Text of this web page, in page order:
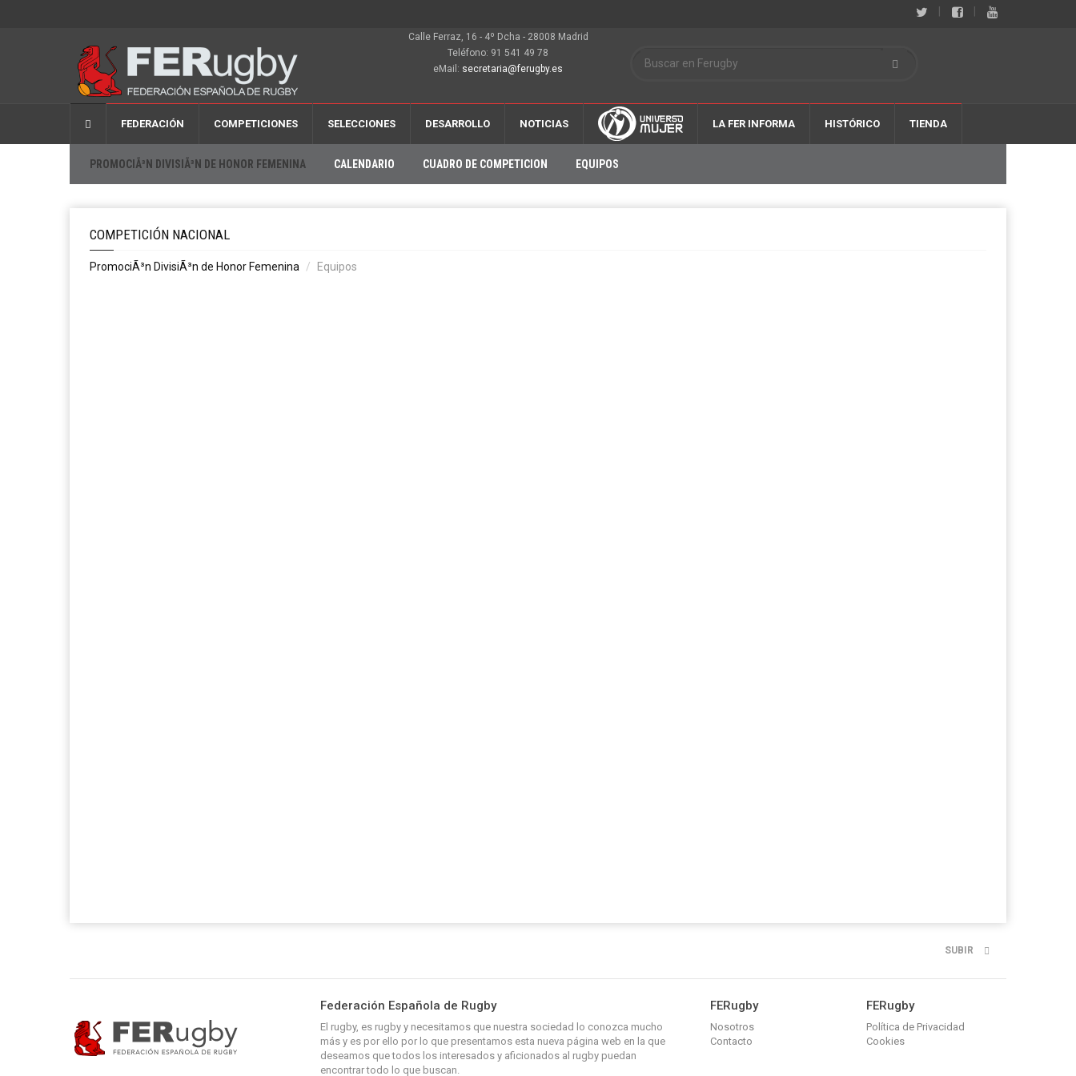
Calle Ferraz, 16 - 4º Dcha - 28008 Madrid
Teléfono: 91 541 49 78
eMail: secretaria@ferugby.es
FEDERACIÓN COMPETICIONES SELECCIONES DESARROLLO NOTICIAS LA FER INFORMA HISTÓRICO TIENDA
PROMOCIÃ³N DIVISIÃ³N DE HONOR FEMENINA CALENDARIO CUADRO DE COMPETICION EQUIPOS
COMPETICIÓN NACIONAL
PromociÃ³n DivisiÃ³n de Honor Femenina Equipos
SUBIR
Federación Española de Rugby
El rugby, es rugby y necesitamos que nuestra sociedad lo conozca mucho
más y es por ello por lo que presentamos esta nueva página web en la que
deseamos que todos los interesados y aficionados al rugby puedan
encontrar todo lo que buscan.
FERugby
Nosotros
Contacto
FERugby
Política de Privacidad
Cookies